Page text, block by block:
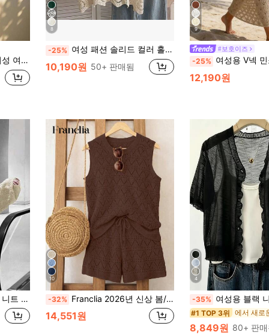
디건 및 스커트
8
-25% 여성 패션 솔리드 컬러 홀로우 핸드메이드 크로셰 비대칭 헴 민소매 루즈핏 캐주얼 니트 탑 휴가용
10,190원 50+ 판매됨
9
#보호이즈
-25% 여성용 V넥 민소매 우아한 니트 홀로우 아웃 베스트 드레스,
12,190원
디건 여름
10
-32% Franclia 2026년 신상 봄/여름 유럽 및 미국 스타일 비치 휴가 캐주얼 루즈 니트 조끼, 할로우 아웃 디자인 보헤미안 데일리 레트로 라운드 넥 시크한 한국 버전 섹시 할로우 숏 팬츠 여성용 2피스 스웨터 세트
14,551원
4
-35% 여성용 블랙 니트 탑 프릴 트림, 얇고 루즈한 슬라우치 싱글 브레스트
#1 TOP 3위
8,849원 80+ 판매